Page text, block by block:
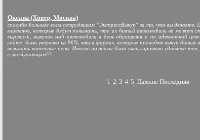
Оксана (Ховер, Москва)
спасибо большое всем сотрудникам "ЭкспрессВыкуп" за то, что вы делаете.
клиентов, которые будут понимать, что их битый автомобиль не может
выручили, выкупив мой автомобиль в день обращения и по адекватной
сайте, была уверенна на 90%, что в фирмах, которые проводят выкуп битых
называть копеечные цены. Именно поэтому была очень приятно удивлена
с наступающим!!!
1 2 3 4 5 Дальше Последняя